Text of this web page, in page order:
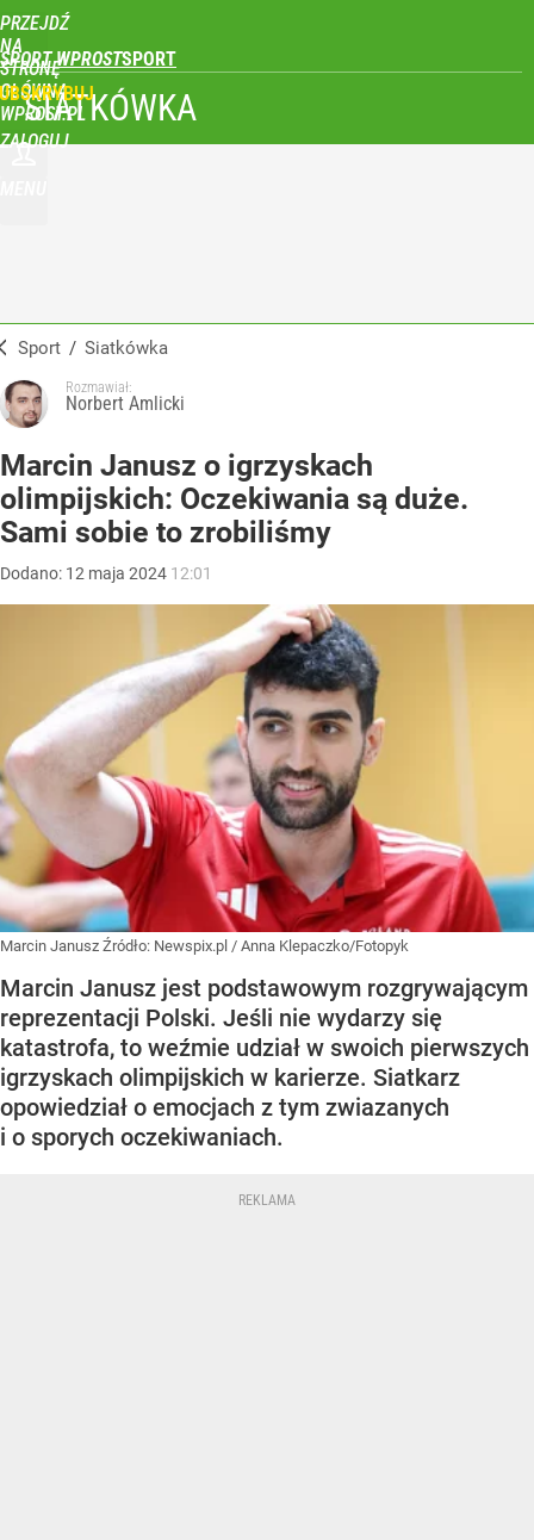
PRZEJDŹ
NA
STRONĘ
GŁÓWNĄ
WPROST.PL
SPORT WPROST
ZALOGUJ
SIATKÓWKA
Sport / Siatkówka
Rozmawiał:
Norbert Amlicki
Marcin Janusz o igrzyskach
olimpijskich: Oczekiwania są duże.
Sami sobie to zrobiliśmy
Dodano: 12 maja 2024 12:01
Marcin Janusz Źródło: Newspix.pl / Anna Klepaczko/Fotopyk
Marcin Janusz jest podstawowym rozgrywającym
reprezentacji Polski. Jeśli nie wydarzy się
katastrofa, to weźmie udział w swoich pierwszych
igrzyskach olimpijskich w karierze. Siatkarz
opowiedział o emocjach z tym zwiazanych
i o sporych oczekiwaniach.